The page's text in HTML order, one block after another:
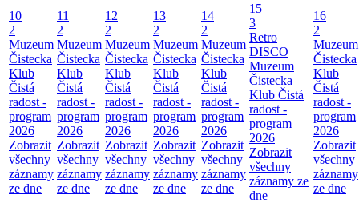
10
2
Muzeum
Čistecka
Klub
Čistá
radost -
program
2026
Zobrazit
všechny
záznamy
ze dne
11
2
Muzeum
Čistecka
Klub
Čistá
radost -
program
2026
Zobrazit
všechny
záznamy
ze dne
12
2
Muzeum
Čistecka
Klub
Čistá
radost -
program
2026
Zobrazit
všechny
záznamy
ze dne
13
2
Muzeum
Čistecka
Klub
Čistá
radost -
program
2026
Zobrazit
všechny
záznamy
ze dne
14
2
Muzeum
Čistecka
Klub
Čistá
radost -
program
2026
Zobrazit
všechny
záznamy
ze dne
15
3
Retro
DISCO
Muzeum
Čistecka
Klub Čistá
radost -
program
2026
Zobrazit
všechny
záznamy ze
dne
16
2
Muzeum
Čistecka
Klub
Čistá
radost -
program
2026
Zobrazit
všechny
záznamy
ze dne